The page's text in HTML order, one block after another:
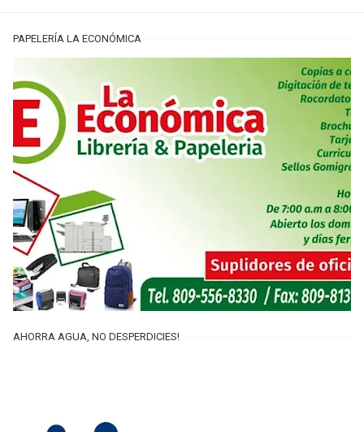
PAPELERÍA LA ECONÓMICA
AHORRA AGUA, NO DESPERDICIES!